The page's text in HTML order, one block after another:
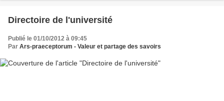
Directoire de l'université
Publié le 01/10/2012 à 09:45
Par Ars-praeceptorum - Valeur et partage des savoirs